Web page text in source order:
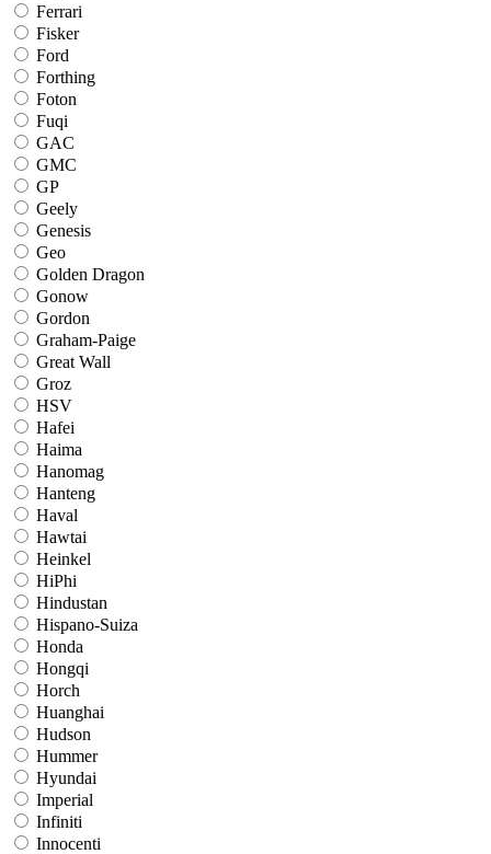
Ferrari
Fisker
Ford
Forthing
Foton
Fuqi
GAC
GMC
GP
Geely
Genesis
Geo
Golden Dragon
Gonow
Gordon
Graham-Paige
Great Wall
Groz
HSV
Hafei
Haima
Hanomag
Hanteng
Haval
Hawtai
Heinkel
HiPhi
Hindustan
Hispano-Suiza
Honda
Hongqi
Horch
Huanghai
Hudson
Hummer
Hyundai
Imperial
Infiniti
Innocenti